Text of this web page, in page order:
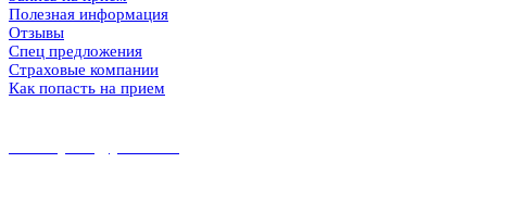
Полезная информация
Отзывы
Спец предложения
Страховые компании
Как попасть на прием